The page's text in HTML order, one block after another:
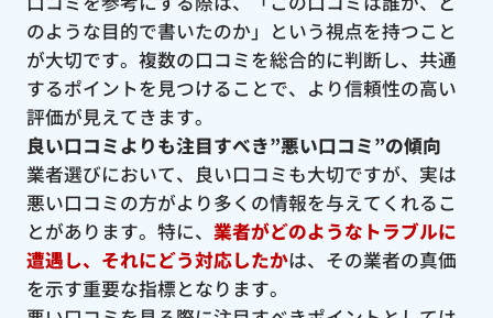
のような目的で書いたのか」という視点を持つこと
が大切です。複数の口コミを総合的に判断し、共通
するポイントを見つけることで、より信頼性の高い
評価が見えてきます。
良い口コミよりも注目すべき”悪い口コミ”の傾向
業者選びにおいて、良い口コミも大切ですが、実は
悪い口コミの方がより多くの情報を与えてくれるこ
とがあります。特に、 業者がどのようなトラブルに
遭遇し、それにどう対応したかは、その業者の真価
を示す重要な指標となります。